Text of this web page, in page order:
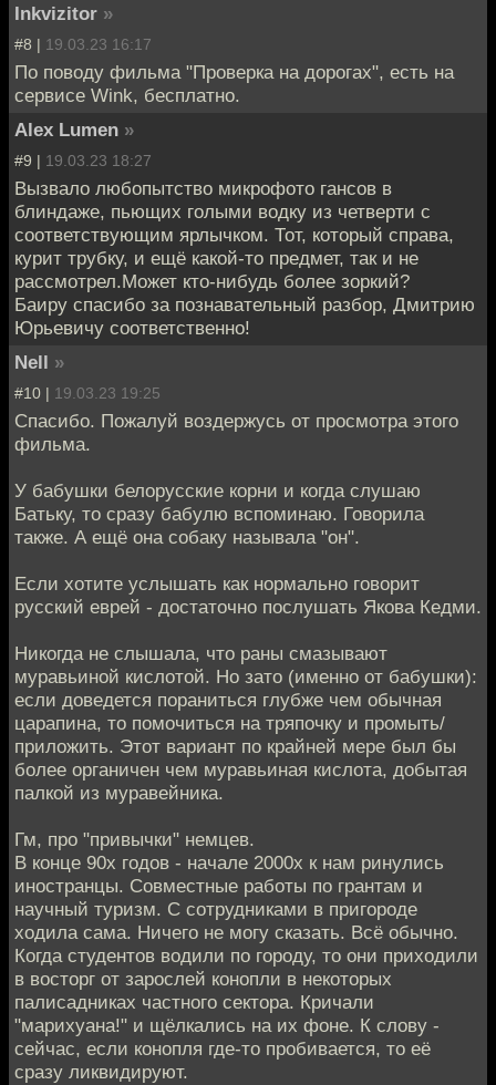
Inkvizitor »
#8 | 19.03.23 16:17
По поводу фильма "Проверка на дорогах", есть на
сервисе Wink, бесплатно.
Alex Lumen »
#9 | 19.03.23 18:27
Вызвало любопытство микрофото гансов в
блиндаже, пьющих голыми водку из четверти с
соответствующим ярлычком. Тот, который справа,
курит трубку, и ещё какой-то предмет, так и не
рассмотрел.Может кто-нибудь более зоркий?
Баиру спасибо за познавательный разбор, Дмитрию
Юрьевичу соответственно!
Nell »
#10 | 19.03.23 19:25
Спасибо. Пожалуй воздержусь от просмотра этого
фильма.
У бабушки белорусские корни и когда слушаю
Батьку, то сразу бабулю вспоминаю. Говорила
также. А ещё она собаку называла "он".
Если хотите услышать как нормально говорит
русский еврей - достаточно послушать Якова Кедми.
Никогда не слышала, что раны смазывают
муравьиной кислотой. Но зато (именно от бабушки):
если доведется пораниться глубже чем обычная
царапина, то помочиться на тряпочку и промыть/
приложить. Этот вариант по крайней мере был бы
более органичен чем муравьиная кислота, добытая
палкой из муравейника.
Гм, про "привычки" немцев.
В конце 90х годов - начале 2000х к нам ринулись
иностранцы. Совместные работы по грантам и
научный туризм. С сотрудниками в пригороде
ходила сама. Ничего не могу сказать. Всё обычно.
Когда студентов водили по городу, то они приходили
в восторг от зарослей конопли в некоторых
палисадниках частного сектора. Кричали
"марихуана!" и щёлкались на их фоне. К слову -
сейчас, если конопля где-то пробивается, то её
сразу ликвидируют.